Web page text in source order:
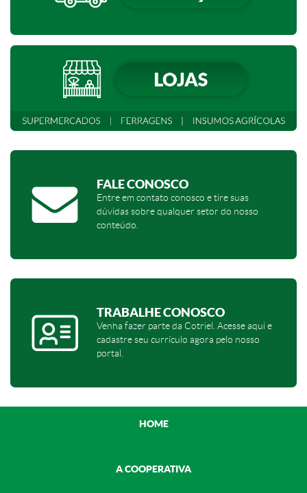
FALE CONOSCO
Entre em contato conosco e tire suas
dúvidas sobre qualquer setor do nosso
conteúdo.
TRABALHE CONOSCO
Venha fazer parte da Cotriel. Acesse aqui e
cadastre seu currículo agora pelo nosso
portal.
HOME
A COOPERATIVA